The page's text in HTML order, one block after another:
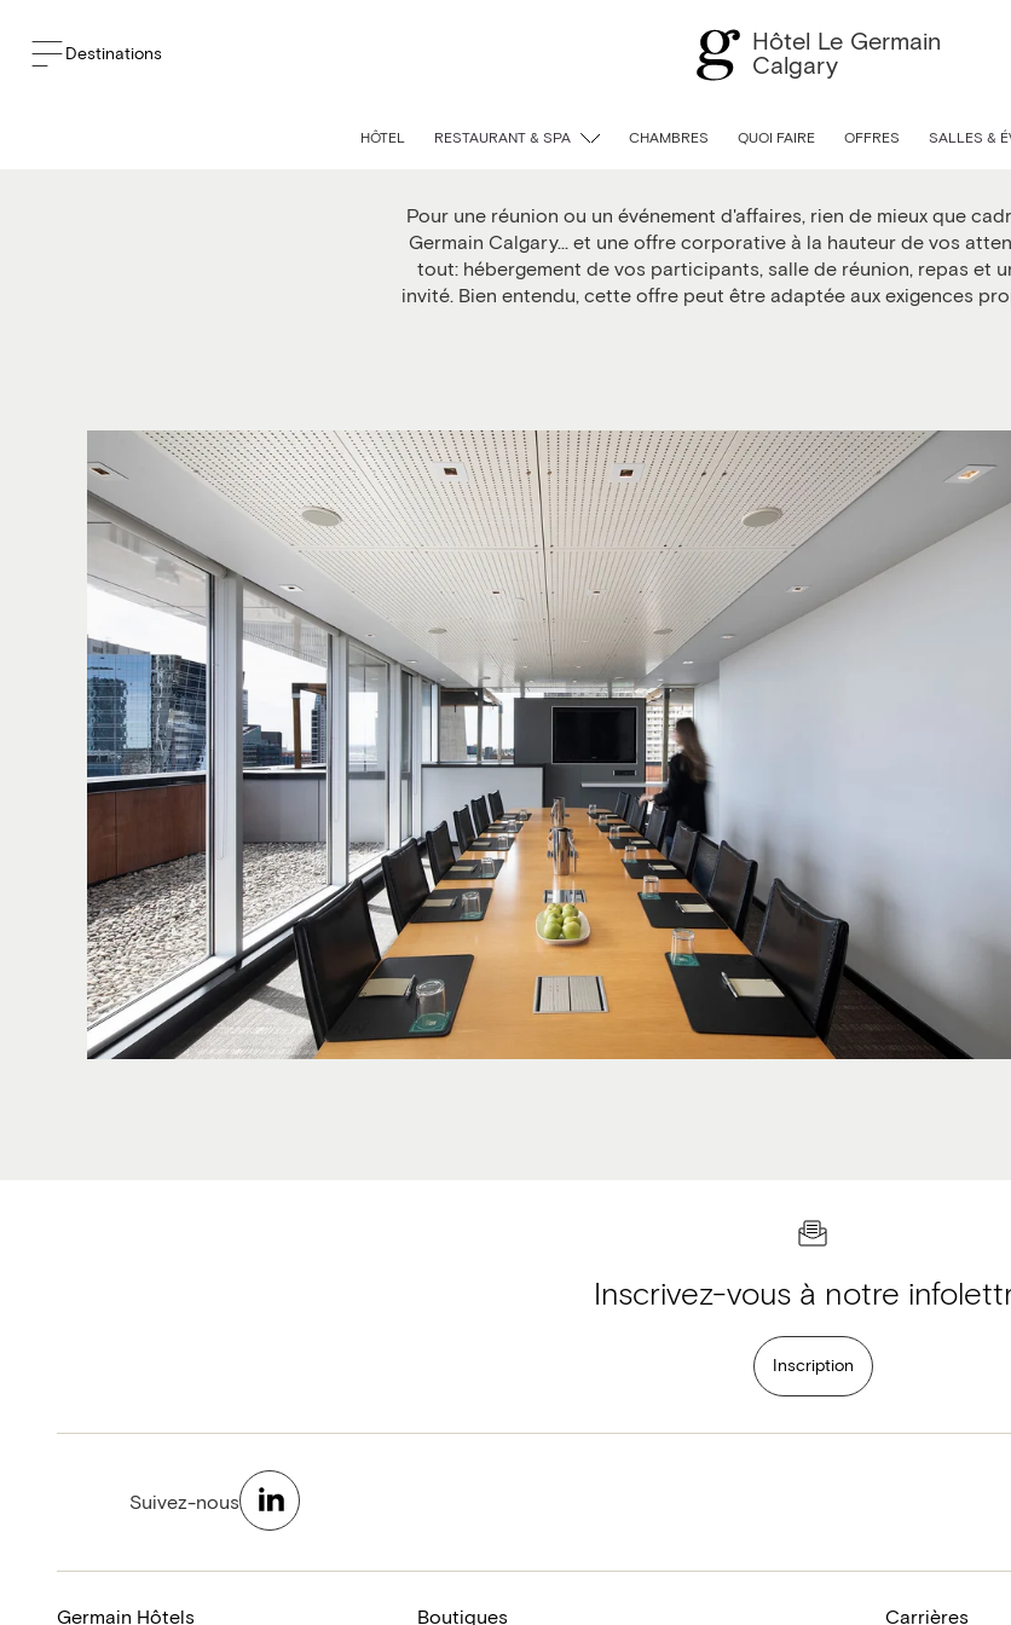
Destinations
Hôtel Le Germain
Calgary
HÔTEL RESTAURANT & SPA CHAMBRES QUOI FAIRE OFFRES SALLES &
Forfait couette et
Pour une réunion ou un événement d'affaires, rien de mieux que
Germain Calgary... et une offre corporative à la hauteur de vos
tout: hébergement de vos participants, salle de réunion, repas et
invité. Bien entendu, cette offre peut être adaptée aux exigences
Inscrivez-vous à notre
Inscription
Suivez-nous
Germain Hôtels Boutiques Carrières